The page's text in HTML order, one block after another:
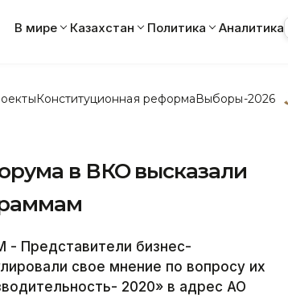
В мире Казахстан Политика Аналитика
Конституционная реформаВыборы-2026
в ВКО высказали
Представители бизнес-
свое мнение по вопросу их
2020» в адрес АО